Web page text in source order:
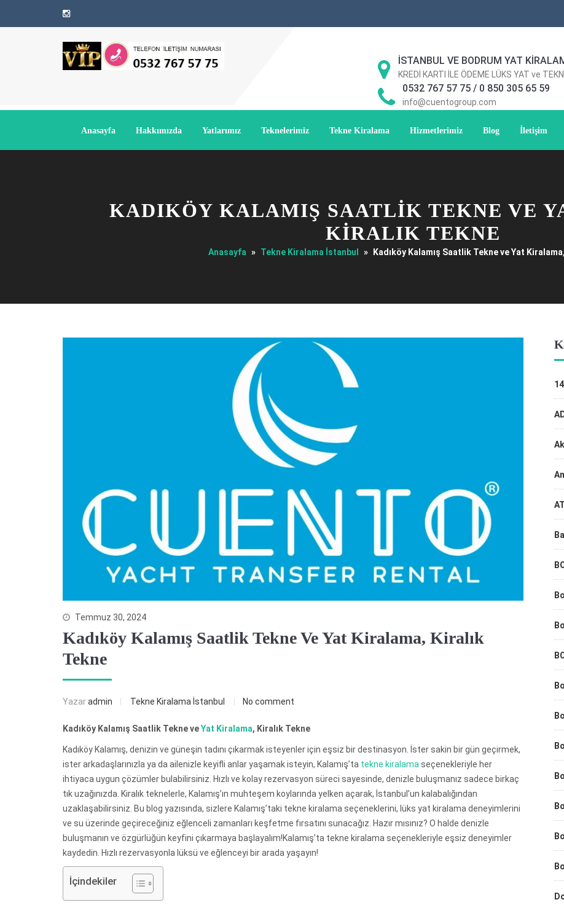
İSTANBUL VE BODRUM YAT
KREDİ KARTI İLE ÖDEME LÜKS YAT ve
0532 767 57 75 / 0 850 305 65 59
info@cuentogroup.com
Anasayfa Hakkımızda Yatlarımız Teknelerimiz Tekne Kiralama Hizmetlerimiz Blog İletişim
KADIKÖY KALAMIŞ SAATLIK TEKNE VE
KIRALIK TEKNE
Anasayfa » Tekne Kiralama İstanbul » Kadıköy Kalamış Saatlik Tekne ve Yat
Temmuz 30, 2024
Kadıköy Kalamış Saatlik Tekne Ve Yat Kiralama, Kiralık
Tekne
Yazaradmin Tekne Kiralama İstanbul No comment
Kadıköy Kalamış Saatlik Tekne veYat Kiralama, Kiralık Tekne
Kadıköy Kalamış, denizin ve güneşin tadını çıkarmak isteyenler için eşsiz bir destinasyon. İster sakin bir gün geçirmek,
ister arkadaşlarınızla ya da ailenizle keyifli anlar yaşamak isteyin, Kalamış’ta tekne kiralama seçenekleriyle her
ihtiyaca uygun çözümler bulabilirsiniz. Hızlı ve kolay rezervasyon süreci sayesinde, denizle buluşmanız sadece birkaç
tık uzağınızda. Kiralık teknelerle, Kalamış’ın muhteşem koylarında yelken açarak, İstanbul’un kalabalığından
uzaklaşabilirsiniz. Bu blog yazısında, sizlere Kalamış’taki tekne kiralama seçeneklerini, lüks yat kiralama deneyimlerini
ve su üzerinde geçireceğiniz eğlenceli zamanları keşfetme fırsatını sunacağız. Hazır mısınız? O halde denizle
buluşmanın ve özgürlüğün keyfini çıkarmaya başlayalım!Kalamış’ta tekne kiralama seçenekleriyle eşsiz deneyimler
kaydedin. Hızlı rezervasyonla lüksü ve eğlenceyi bir arada yaşayın!
İçindekiler